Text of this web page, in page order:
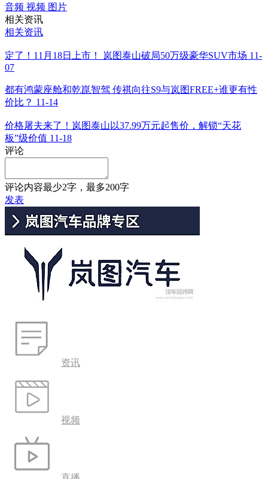
音频 视频 图片
相关资讯
相关资讯
定了！11月18日上市！ 岚图泰山破局50万级豪华SUV市场 11-
07
都有鸿蒙座舱和乾崑智驾 传祺向往S9与岚图FREE+谁更有性
价比？ 11-14
价格屠夫来了！岚图泰山以37.99万元起售价，解锁“天花
板”级价值 11-18
评论
评论内容最少2字，最多200字
发表
资讯
视频